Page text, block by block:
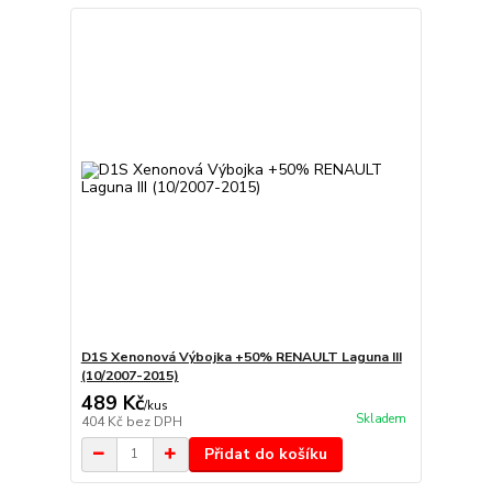
D1S Xenonová Výbojka +50% RENAULT Laguna III
(10/2007-2015)
489 Kč/kus
404 Kč bez DPH Skladem
Přidat do košíku